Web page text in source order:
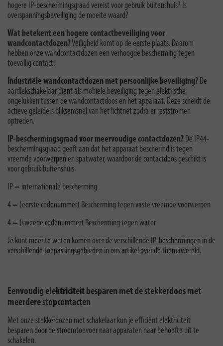
hogere IP-beschermingsgraad vereist voor gebruik buitenshuis? Is
overspanningsbeveiliging de moeite waard?
Wat betekent een hogere contactbeveiliging voor
wandcontactdozen?Veiligheid komt op de eerste plaats. Daarom
hebben onze wandcontactdozen een verhoogde bescherming tegen
toevallig contact.
Industriële wandcontactdozen met persoonlijke beveiliging? De
aardlekschakelaar dient als mobiele beveiliging tegen elektrische
ongelukken tussen de wandcontactdoos en het apparaat. Deze scheidt de
actieve geleiders bliksemsnel van het lichtnet zodra er reststromen
optreden.
IP-beschermingsgraad voor meervoudige contactdozen? De IP44-
beschermingsgraad geeft aan dat het apparaat beschermd is tegen
vreemde voorwerpen en spatwater, waardoor de contactdoos geschikt is
voor gebruik buitenshuis.
IP = internationale bescherming
4 = (eerste codenummer) Bescherming tegen vaste vreemde voorwerpen
4 = (tweede codenummer) Bescherming tegen water
Je kunt meer te weten komen over de verschillende IP-beschermingen in de
verschillende toepassingsgebieden in ons artikel over de themawereld.
Eenvoudig elektriciteit besparen met de stekkerdoos met
meerdere stopcontacten
Met onze stekkerdozen met schakelaar kun je efficiënt elektriciteit
besparen door de stroomtoevoer naar apparaten naar behoefte uit te
schakelen.